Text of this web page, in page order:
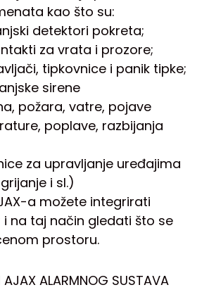
kao što su:
detektori pokreta;
za vrata i prozore;
tipkovnice i panik tipke;
sirene
požara, vatre, pojave
poplave, razbijanja
za upravljanje uređajima
i sl.)
a možete integrirati
i na taj način gledati što se
prostoru.
ALARMNOG SUSTAVA